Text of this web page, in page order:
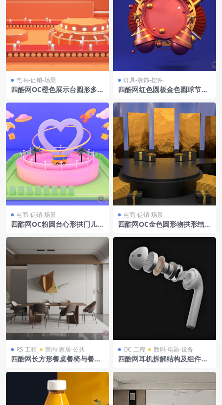
电商-促销-场景
四酷网OC橙色展示台圆形多层
灯具-装饰-摆件
四酷网红色圆板金色圆球节庆
电商-促销-场景
四酷网OC粉圆台心形拱门儿童
电商-促销-场景
四酷网OC金色圆形物拱形结构
RS 工程 室内-家居-公共
四酷网长方形餐桌餐椅与餐厅
OC 工程 数码-电器-设备
四酷网耳机拆解结构及组件模